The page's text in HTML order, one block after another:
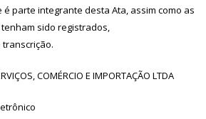
é parte integrante desta Ata, assim como as
sido registrados,
COMÉRCIO E IMPORTAÇÃO LTDA